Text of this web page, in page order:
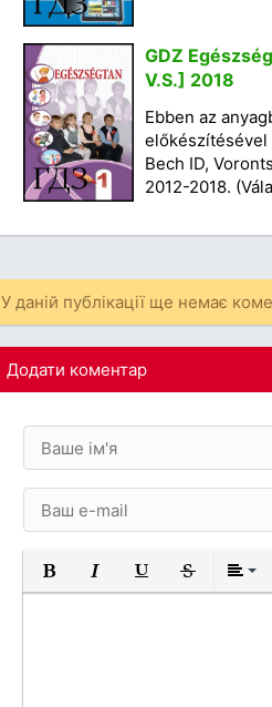
GDZ
V.S.] 2018
Ebben az
előkészítésével
Bech ID,
2012-2018.
У даній публікації ще немає
Додати коментар
ЖирнийКурсивПідкреслений
Закреслений